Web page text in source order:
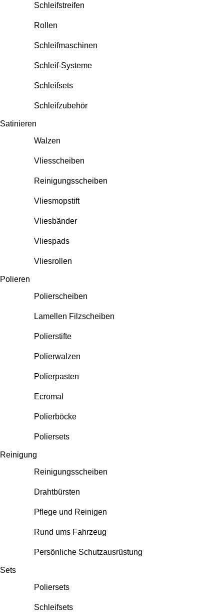
Schleifstreifen
Rollen
Schleifmaschinen
Schleif-Systeme
Schleifsets
Schleifzubehör
Satinieren
Walzen
Vliesscheiben
Reinigungsscheiben
Vliesmopstift
Vliesbänder
Vliespads
Vliesrollen
Polieren
Polierscheiben
Lamellen Filzscheiben
Polierstifte
Polierwalzen
Polierpasten
Ecromal
Polierböcke
Poliersets
Reinigung
Reinigungsscheiben
Drahtbürsten
Pflege und Reinigen
Rund ums Fahrzeug
Persönliche Schutzausrüstung
Sets
Poliersets
Schleifsets